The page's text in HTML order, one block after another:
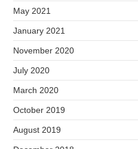
May 2021
January 2021
November 2020
July 2020
March 2020
October 2019
August 2019